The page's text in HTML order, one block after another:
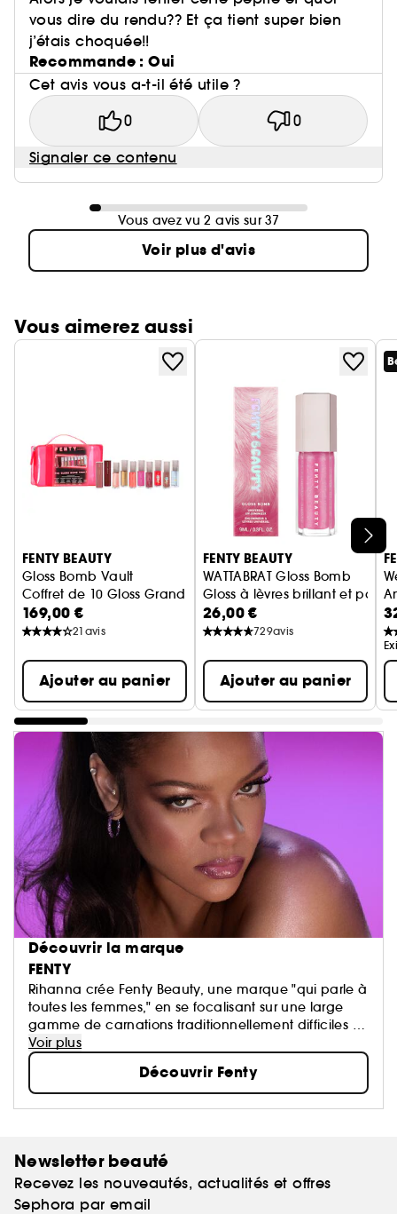
vous dire du rendu?? Et ça tient super bien
j’étais choquée!!
Recommande : Oui
Cet avis vous a-t-il été utile ?
0 0
Signaler ce contenu
Vous avez vu 2 avis sur 37
Voir plus d'avis
Vous aimerez aussi
FENTY BEAUTY
Gloss Bomb Vault
Coffret de 10 Gloss Grand Format
169,00 €
21 avis
Ajouter au panier
FENTY BEAUTY
WATTABRAT Gloss Bomb
Gloss à lèvres brillant et
26,00 €
729avis
Ajouter au panier
Découvrir la marque
FENTY
Rihanna crée Fenty Beauty, une marque "qui parle à
toutes les femmes," en se focalisant sur une large
gamme de carnations traditionnellement difficiles à
maquiller, identifiant des teintes universelles...
Voir plus
Découvrir Fenty
Newsletter beauté
Recevez les nouveautés, actualités et offres
Sephora par email